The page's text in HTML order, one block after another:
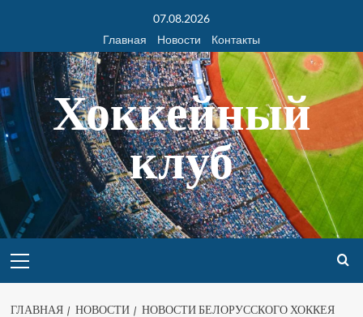
07.08.2026
Главная
Новости Контакты
Хоккейный
клуб
ГЛАВНАЯ НОВОСТИ
НОВОСТИ БЕЛОРУССКОГО ХОККЕЯ